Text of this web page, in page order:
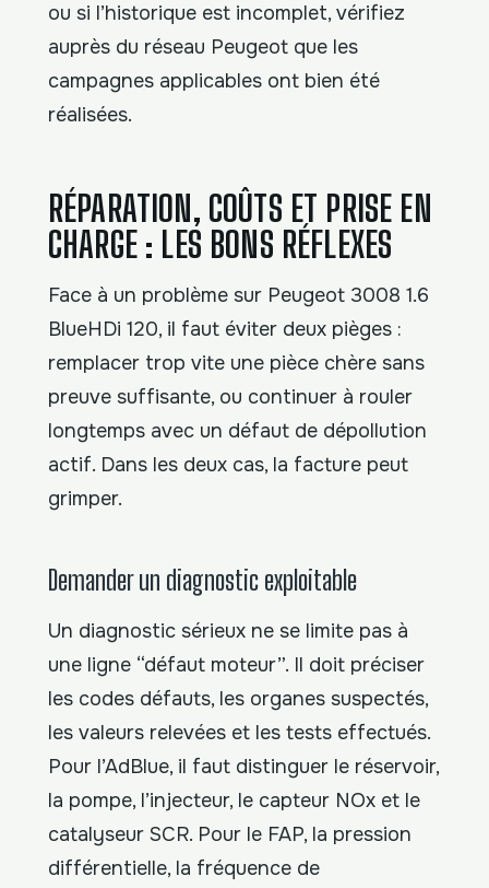
ou si l’historique est incomplet, vérifiez
auprès du réseau Peugeot que les
campagnes applicables ont bien été
réalisées.
RÉPARATION, COÛTS ET PRISE EN
CHARGE : LES BONS RÉFLEXES
Face à un problème sur Peugeot 3008 1.6
BlueHDi 120, il faut éviter deux pièges :
remplacer trop vite une pièce chère sans
preuve suffisante, ou continuer à rouler
longtemps avec un défaut de dépollution
actif. Dans les deux cas, la facture peut
grimper.
Demander un diagnostic exploitable
Un diagnostic sérieux ne se limite pas à
une ligne “défaut moteur”. Il doit préciser
les codes défauts, les organes suspectés,
les valeurs relevées et les tests effectués.
Pour l’AdBlue, il faut distinguer le réservoir,
la pompe, l’injecteur, le capteur NOx et le
catalyseur SCR. Pour le FAP, la pression
différentielle, la fréquence de